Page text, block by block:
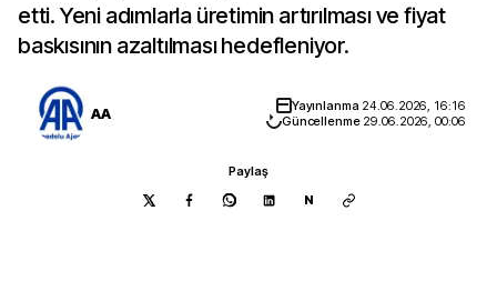
etti. Yeni adımlarla üretimin artırılması ve fiyat
baskısının azaltılması hedefleniyor.
AA Yayınlanma 24.06.2026, 16:16
Güncellenme 29.06.2026, 00:06
Paylaş
N